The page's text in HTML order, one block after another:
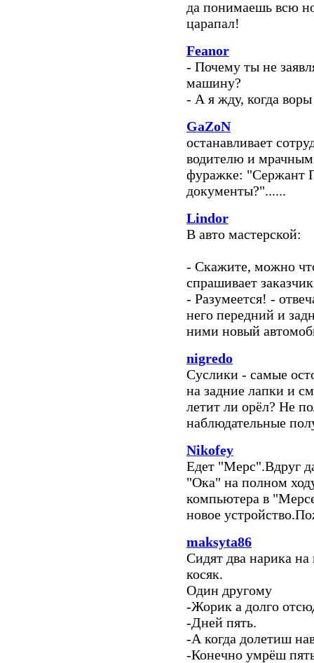
да понимаешь всю
царапал!
Feanor
- Почему ты не
машину?
- А я жду, когда
GaZoN
останавливает
водителю и
фуражке: "Сержант
документы?"......
Lindor
В авто мастерской:
- Скажите, можно
спрашивает
- Разумеется! -
него передний и
ними новый
nigredo
Суслики - самые
на задние лапки и
летит ли орёл? Не
наблюдательные
Nikofey
Едет "Мерс".Вдруг
"Ока" на полном
компьютера в
новое
maksyta86
Сидят два нарика
косяк.
Один другому
-Жорик а долго
-Дней пять.
-А когда долетиш
-Конечно умрёш